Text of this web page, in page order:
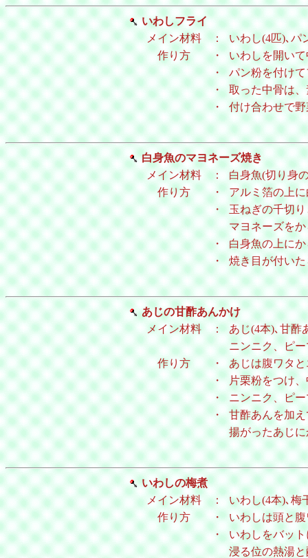
いわしフライ
メイン材料
：
いわし(4匹)､パ
作り方
・
いわしを開い
・
パン粉を付け
・ 取った中骨は
・
付け合わせで
白身魚のマヨネーズ焼き
メイン材料
：
白身魚(切り身
作り方
・ アルミ箔の上
・
玉ねぎの千切
マヨネーズを
・
白身魚の上に
・
焼き目が付い
あじの甘酢あんかけ
メイン材料
：
あじ(4本)､甘酢
ニンニク、ピ
作り方
・
あじは腹ワタ
・
片栗粉をつけ
・
ニンニク、ピ
・ 甘酢あんを加
揚がったあじ
いわしの梅煮
メイン材料
： いわし(4本)､梅
作り方
・
いわしは頭と
・ いわしをバッ
浸る位の熱湯